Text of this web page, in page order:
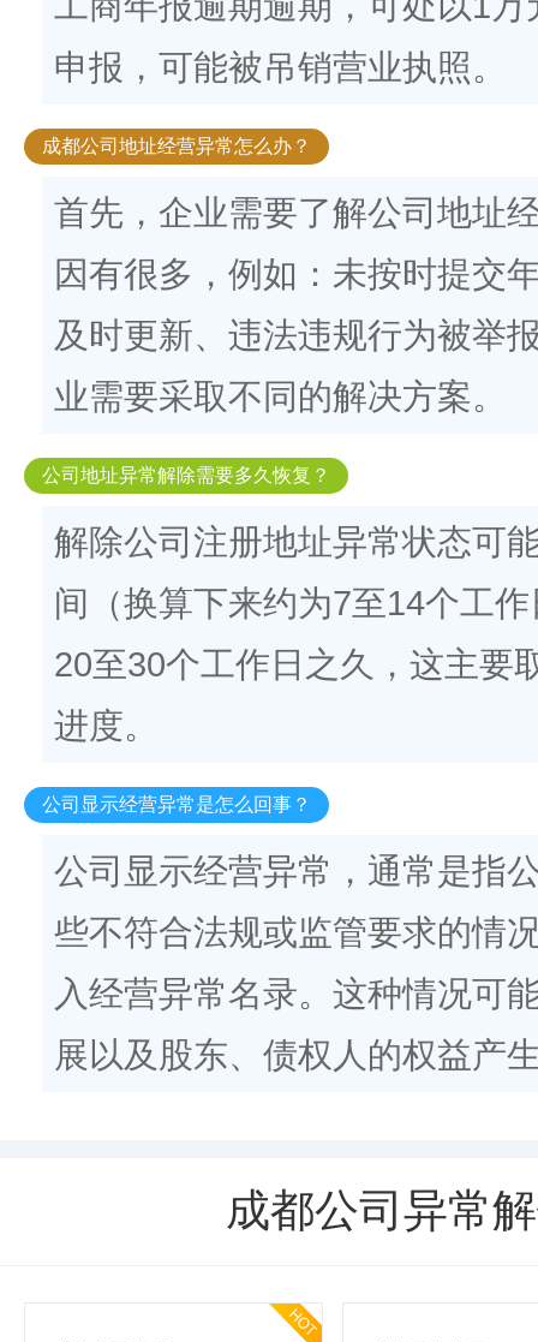
申报，可能被吊销营业执照。
成都公司地址经营异常怎么办？
首先，企业需要了解公司地址
因有很多，例如：未按时提交
及时更新、违法违规行为被举
业需要采取不同的解决方案。
公司地址异常解除需要多久恢复？
解除公司注册地址异常状态可
间（换算下来约为7至14个工
20至30个工作日之久，这主要
进度。
公司显示经营异常是怎么回事？
公司显示经营异常，通常是指
些不符合法规或监管要求的情
入经营异常名录。这种情况可
展以及股东、债权人的权益产
成都公司异常